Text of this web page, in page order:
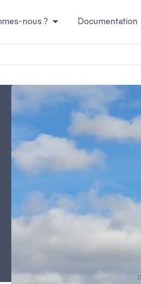
nous ? Documentation